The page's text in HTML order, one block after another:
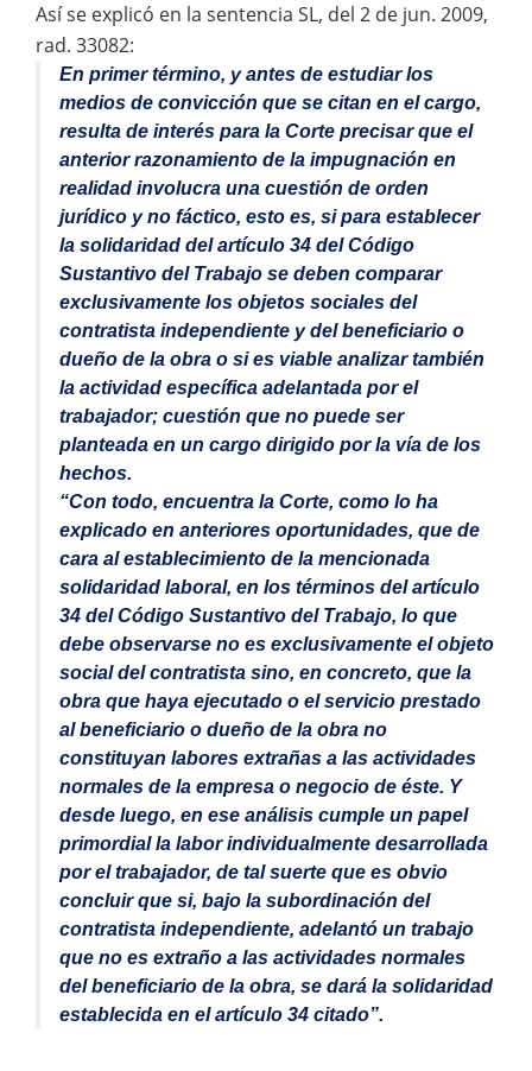
Así se explicó en la sentencia SL, del 2 de jun. 2009,
rad. 33082:
En primer término, y antes de estudiar los
medios de convicción que se citan en el cargo,
resulta de interés para la Corte precisar que el
anterior razonamiento de la impugnación en
realidad involucra una cuestión de orden
jurídico y no fáctico, esto es, si para establecer
la solidaridad del artículo 34 del Código
Sustantivo del Trabajo se deben comparar
exclusivamente los objetos sociales del
contratista independiente y del beneficiario o
dueño de la obra o si es viable analizar también
la actividad específica adelantada por el
trabajador; cuestión que no puede ser
planteada en un cargo dirigido por la vía de los
hechos.
“Con todo, encuentra la Corte, como lo ha
explicado en anteriores oportunidades, que de
cara al establecimiento de la mencionada
solidaridad laboral, en los términos del artículo
34 del Código Sustantivo del Trabajo, lo que
debe observarse no es exclusivamente el objeto
social del contratista sino, en concreto, que la
obra que haya ejecutado o el servicio prestado
al beneficiario o dueño de la obra no
constituyan labores extrañas a las actividades
normales de la empresa o negocio de éste. Y
desde luego, en ese análisis cumple un papel
primordial la labor individualmente desarrollada
por el trabajador, de tal suerte que es obvio
concluir que si, bajo la subordinación del
contratista independiente, adelantó un trabajo
que no es extraño a las actividades normales
del beneficiario de la obra, se dará la solidaridad
establecida en el artículo 34 citado”.